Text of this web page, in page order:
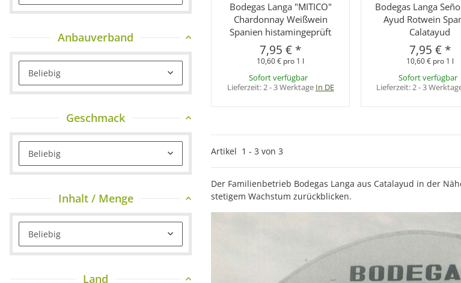
Bodegas Langa "MITICO"
Chardonnay Weißwein
Spanien histamingeprüft
7,95 € *
10,60 € pro 1 l
Sofort verfügbar
Lieferzeit:2 - 3 Werktage In DE
Bodegas Langa
Ayud Rotwein
Calatayud
7,95 € *
10,60 € pro 1 l
Sofort verfügbar
Lieferzeit:2 - 3
Artikel 1 - 3 von 3
Der Familienbetrieb Bodegas Langa aus Catalayud in der
stetigem Wachstum zurückblicken.
Anbauverband
Beliebig
Geschmack
Beliebig
Inhalt / Menge
Beliebig
Land